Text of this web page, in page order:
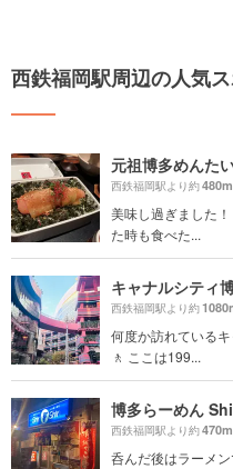
西鉄福岡駅周辺の人気
元祖博多めんた
西鉄福岡駅より約480m
美味し過ぎました
た時も食べた...
キャナルシティ
西鉄福岡駅より約
何度か訪れている
🚶 ここは199...
博多らーめん
西鉄福岡駅より約470m
呑んだ後はラーメン